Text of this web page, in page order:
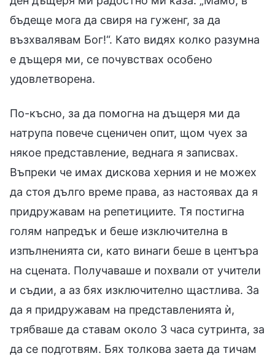
бъдеще мога да свиря на гуженг, за да
възхвалявам Бог!“. Като видях колко разумна
е дъщеря ми, се почувствах особено
удовлетворена.
По-късно, за да помогна на дъщеря ми да
натрупа повече сценичен опит, щом чуех за
някое представление, веднага я записвах.
Въпреки че имах дискова херния и не можех
да стоя дълго време права, аз настоявах да я
придружавам на репетициите. Тя постигна
голям напредък и беше изключителна в
изпълненията си, като винаги беше в центъра
на сцената. Получаваше и похвали от учители
и съдии, а аз бях изключително щастлива. За
да я придружавам на представленията ѝ,
трябваше да ставам около 3 часа сутринта, за
да се подготвям. Бях толкова заета да тичам